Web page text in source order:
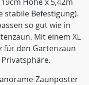
stabile Befestigung).
so gut wie in
Mit einem XL
für den Gartenzaun
Zaunposter